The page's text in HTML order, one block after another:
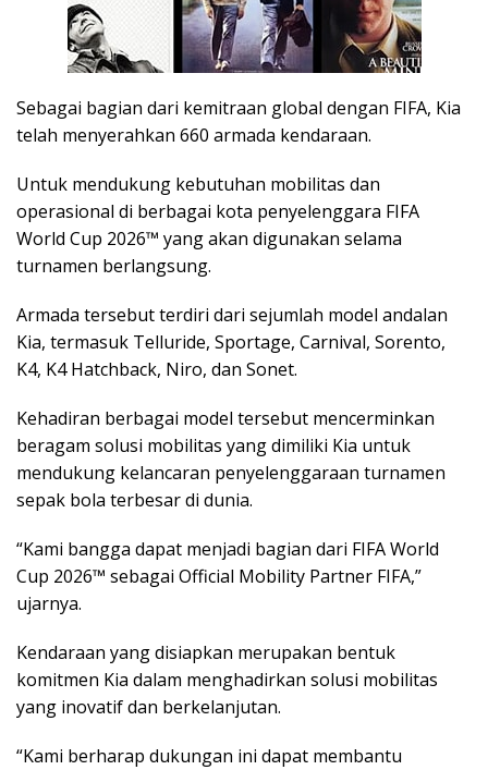
Sebagai bagian dari kemitraan global dengan FIFA, Kia
telah menyerahkan 660 armada kendaraan.
Untuk mendukung kebutuhan mobilitas dan
operasional di berbagai kota penyelenggara FIFA
World Cup 2026™ yang akan digunakan selama
turnamen berlangsung.
Armada tersebut terdiri dari sejumlah model andalan
Kia, termasuk Telluride, Sportage, Carnival, Sorento,
K4, K4 Hatchback, Niro, dan Sonet.
Kehadiran berbagai model tersebut mencerminkan
beragam solusi mobilitas yang dimiliki Kia untuk
mendukung kelancaran penyelenggaraan turnamen
sepak bola terbesar di dunia.
“Kami bangga dapat menjadi bagian dari FIFA World
Cup 2026™ sebagai Official Mobility Partner FIFA,”
ujarnya.
Kendaraan yang disiapkan merupakan bentuk
komitmen Kia dalam menghadirkan solusi mobilitas
yang inovatif dan berkelanjutan.
“Kami berharap dukungan ini dapat membantu